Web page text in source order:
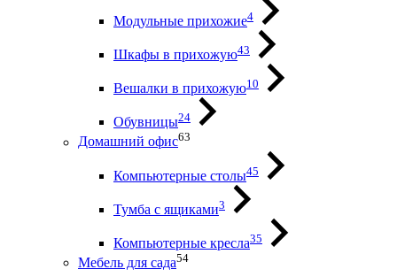
Модульные прихожие4
Шкафы в прихожую43
Вешалки в прихожую10
Обувницы24
Домашний офис63
Компьютерные столы45
Тумба с ящиками3
Компьютерные кресла35
Мебель для сада54